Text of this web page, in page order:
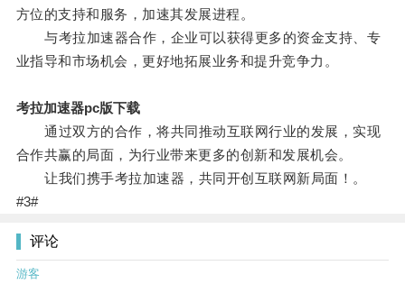
方位的支持和服务，加速其发展进程。
与考拉加速器合作，企业可以获得更多的资金支持、专
业指导和市场机会，更好地拓展业务和提升竞争力。
考拉加速器pc版下载
通过双方的合作，将共同推动互联网行业的发展，实现
合作共赢的局面，为行业带来更多的创新和发展机会。
让我们携手考拉加速器，共同开创互联网新局面！。
#3#
评论
游客